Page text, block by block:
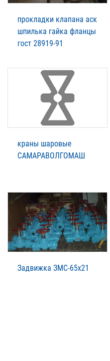
прокладки клапана аск
шпилька гайка фланцы
гост 28919-91
краны шаровые
САМАРАВОЛГОМАШ
Задвижка ЗМС-65х21